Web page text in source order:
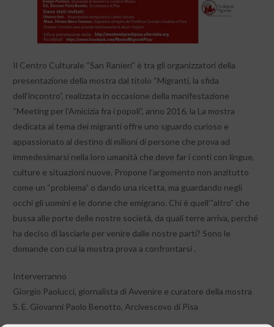
Il Centro Culturale “San Ranieri” è tra gli organizzatori della
presentazione della mostra dal titolo “Migranti, la sfida
dell’incontro”, realizzata in occasione della manifestazione
“Meeting per l’Amicizia fra i popoli”, anno 2016, la La mostra
dedicata al tema dei migranti offre uno sguardo curioso e
appassionato al destino di milioni di persone che prova ad
immedesimarsi nella loro umanità che deve far i conti con lingue,
culture e situazioni nuove. Propone l’argomento non anzitutto
come un “problema” o dando una ricetta, ma guardando negli
occhi gli uomini e le donne che emigrano. Chi è quell’”altro” che
bussa alle porte delle nostre società, da quali terre arriva, perché
ha deciso di lasciarle per venire dalle nostre parti? Sono le
domande con cui la mostra prova a confrontarsi .
Interverranno
Giorgio Paolucci, giornalista di Avvenire e curatore della mostra
S. E. Giovanni Paolo Benotto, Arcivescovo di Pisa